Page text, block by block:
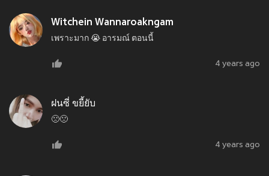
Witchein Wannaroakngam
เพราะมาก 😭 อารมณ์ ตอนนี้
4 years ago
ฝนซี่ ขยี้ยับ
🙁🙁
4 years ago